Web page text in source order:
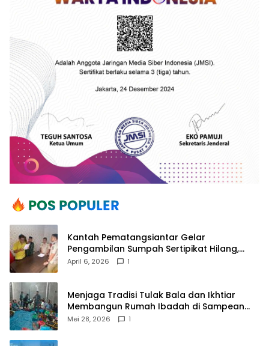
Kantah Pematangsiantar Gelar
Pengambilan Sumpah Sertipikat Hilang,
Perkuat Kepastian Hukum Pertanahan
April 6, 2026 1
Menjaga Tradisi Tulak Bala dan Ikhtiar
Membangun Rumah Ibadah di Sampean
Barat
Mei 28, 2026 1